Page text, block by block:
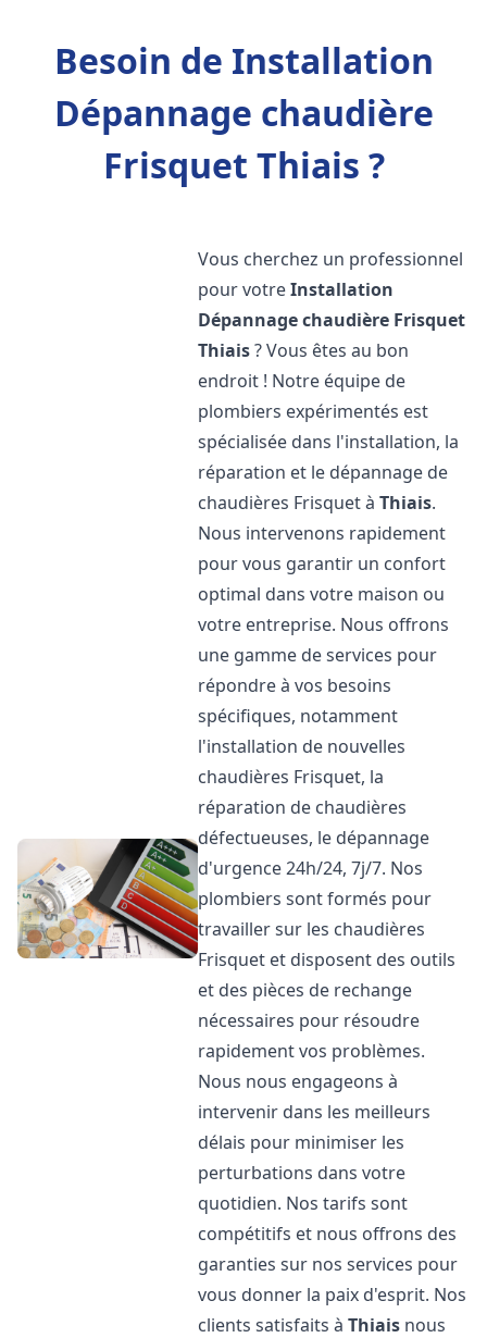
Besoin de Installation
Dépannage chaudière
Frisquet Thiais ?
Vous cherchez un professionnel
pour votreInstallation
Dépannage chaudière Frisquet
Thiais? Vous êtes au bon
endroit ! Notre équipe de
plombiers expérimentés est
spécialisée dans l'installation, la
réparation et le dépannage de
chaudières Frisquet àThiais.
Nous intervenons rapidement
pour vous garantir un confort
optimal dans votre maison ou
votre entreprise. Nous offrons
une gamme de services pour
répondre à vos besoins
spécifiques, notamment
l'installation de nouvelles
chaudières Frisquet, la
réparation de chaudières
défectueuses, le dépannage
d'urgence 24h/24, 7j/7. Nos
plombiers sont formés pour
travailler sur les chaudières
Frisquet et disposent des outils
et des pièces de rechange
nécessaires pour résoudre
rapidement vos problèmes.
Nous nous engageons à
intervenir dans les meilleurs
délais pour minimiser les
perturbations dans votre
quotidien. Nos tarifs sont
compétitifs et nous offrons des
garanties sur nos services pour
vous donner la paix d'esprit. Nos
clients satisfaits àThiais nous